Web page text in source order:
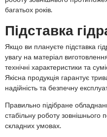
багатьох років.
Підставка
Якщо ви плануєте підставка
увагу на матеріал
технічні характеристики та
Якісна продукція гарантує
надійність та безпечну
Правильно підібране
стабільну роботу зовнішнього
складних умовах.